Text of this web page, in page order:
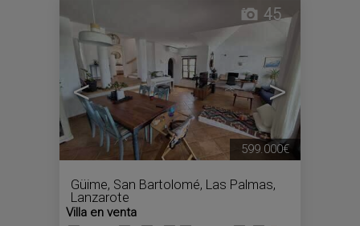
< >
45
Güime, San Bartolomé, Las Palmas,
Lanzarote
Villa en venta
599.000€